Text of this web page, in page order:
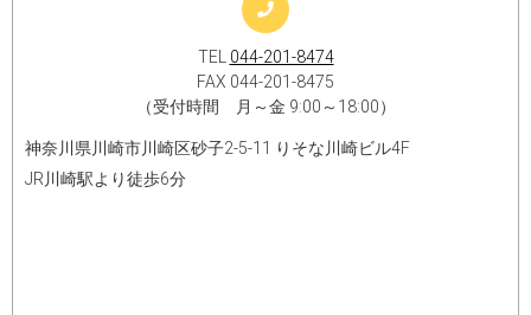
TEL 044-201-8474
FAX 044-201-8475
（受付時間 月～金 9:00～18:00）
神奈川県川崎市川崎区砂子2-5-11 りそな川崎ビル4F
JR川崎駅より徒歩6分